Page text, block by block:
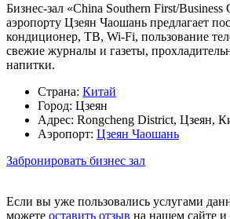
Бизнес-зал «China Southern First/Business
аэропорту Цзеян Чаошань предлагает
кондиционер, ТВ, Wi-Fi, пользование
свежие журналы и газеты,
напитки.
Страна: Китай
Город: Цзеян
Адрес: Rongcheng District, Цзеян,
Аэропорт: Цзеян Чаошань
Забронировать бизнес зал
Если вы уже пользовались услугами
можете оставить отзыв на нашем сайте и